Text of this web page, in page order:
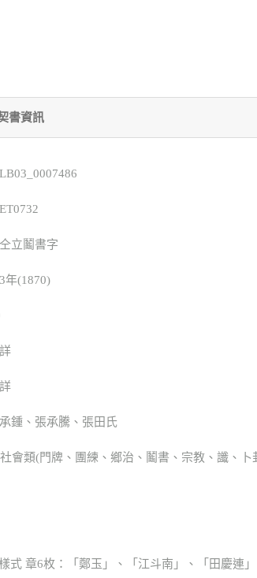
書資訊
立鬮書字
年(1870)
鍾、張承騰、張田氏
會類(門牌、團練、鄉治、鬮書、宗教、讖、
式 章6枚：「鄭玉」、「江斗南」、「田慶連